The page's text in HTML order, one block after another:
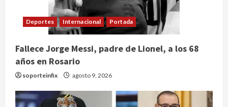
Deportes Internacional Portada
Fallece Jorge Messi, padre de Lionel, a los 68
años en Rosario
soporteinfix agosto 9, 2026